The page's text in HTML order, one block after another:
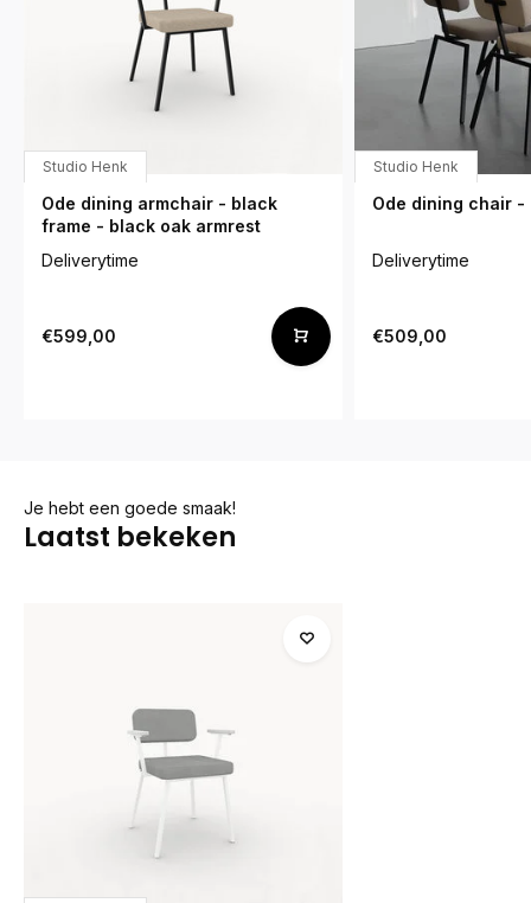
Studio Henk
Ode dining armchair - black
frame - black oak armrest
Deliverytime
€599,00
Studio Henk
Ode dining chair -
Deliverytime
€509,00
Je hebt een goede smaak!
Laatst bekeken